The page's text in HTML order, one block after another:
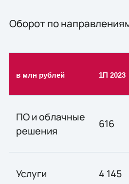
Оборот по
в млн рублей 1П 2023
ПО и облачные
решения
616
Услуги 4 145